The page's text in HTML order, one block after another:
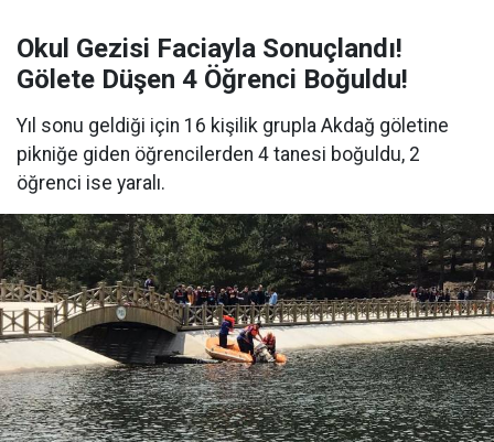
Okul Gezisi Faciayla Sonuçlandı!
Gölete Düşen 4 Öğrenci Boğuldu!
Yıl sonu geldiği için 16 kişilik grupla Akdağ göletine
pikniğe giden öğrencilerden 4 tanesi boğuldu, 2
öğrenci ise yaralı.